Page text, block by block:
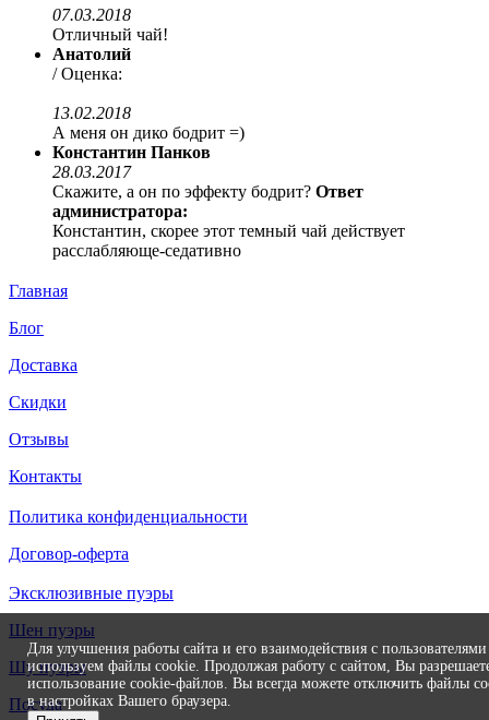
07.03.2018
Отличный чай!
Анатолий
/ Оценка:
13.02.2018
А меня он дико бодрит =)
Константин Панков
28.03.2017
Скажите, а он по эффекту бодрит? Ответ
администратора:
Константин, скорее этот темный чай действует
расслабляюще-седативно
Главная
Блог
Доставка
Скидки
Отзывы
Контакты
Политика конфиденциальности
Договор-оферта
Эксклюзивные пуэры
Шен пуэры
Шу пуэры
Посуда
Для улучшения работы сайта и его взаимодействия с
используем файлы cookie. Продолжая работу с сайтом, Вы
использование cookie-файлов. Вы всегда можете отключить файлы
в настройках Вашего браузера.